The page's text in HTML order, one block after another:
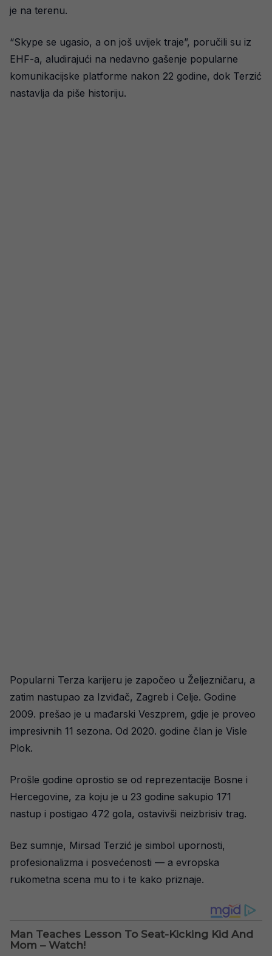
je na terenu.
“Skype se ugasio, a on još uvijek traje”, poručili su iz
EHF-a, aludirajući na nedavno gašenje popularne
komunikacijske platforme nakon 22 godine, dok Terzić
nastavlja da piše historiju.
Popularni Terza karijeru je započeo u Željezničaru, a
zatim nastupao za Izviđač, Zagreb i Celje. Godine
2009. prešao je u mađarski Veszprem, gdje je proveo
impresivnih 11 sezona. Od 2020. godine član je Visle
Plok.
Prošle godine oprostio se od reprezentacije Bosne i
Hercegovine, za koju je u 23 godine sakupio 171
nastup i postigao 472 gola, ostavivši neizbrisiv trag.
Bez sumnje, Mirsad Terzić je simbol upornosti,
profesionalizma i posvećenosti — a evropska
rukometna scena mu to i te kako priznaje.